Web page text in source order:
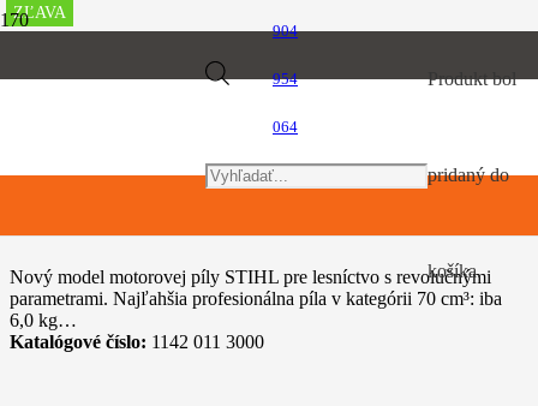
904
954
064
Products
search
Produktbol
pridaný do
košíka.
Motorové píly
STIHL MS 462
Nový model motorovej píly STIHL pre lesníctvo s revolučnými
parametrami. Najľahšia profesionálna píla v kategórii 70 cm³: iba
6,0 kg…
Katalógové číslo: 1142 011 3000
ZĽAVA
ZĽAVA
ZĽAVA
ZĽAVA
ZĽAVA
ZĽAVA
ZĽAVA
ZĽAVA
ZĽAVA
ZĽAVA